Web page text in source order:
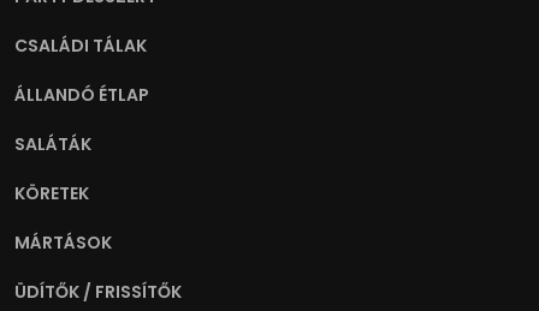
CSALÁDI TÁLAK
ÁLLANDÓ ÉTLAP
SALÁTÁK
KÖRETEK
MÁRTÁSOK
ÜDÍTŐK / FRISSÍTŐK